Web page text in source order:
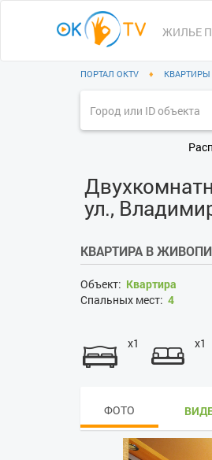
ЖИЛЬЕ
ПОРТАЛ OKTV ♦
ул.,
КВАРТИРА В
Объект: Квартира
Спальных мест: 4
x1 x1
ФОТО